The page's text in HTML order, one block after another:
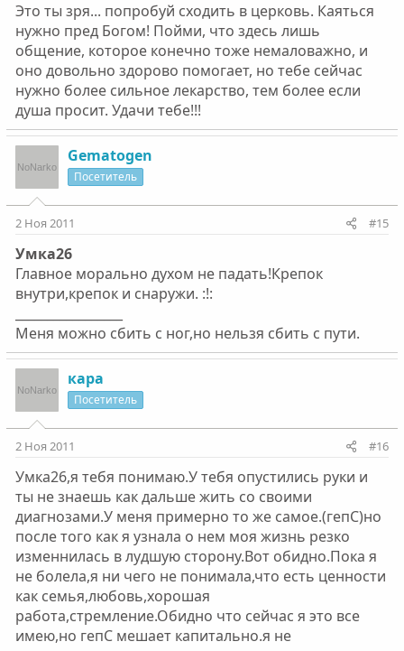
Это ты зря... попробуй сходить в церковь. Каяться
нужно пред Богом! Пойми, что здесь лишь
общение, которое конечно тоже немаловажно, и
оно довольно здорово помогает, но тебе сейчас
нужно более сильное лекарство, тем более если
душа просит. Удачи тебе!!!
Gematogen
Посетитель
2 Ноя 2011 #15
Умка26
Главное морально духом не падать!Крепок
внутри,крепок и снаружи. :!:
Меня можно сбить с ног,но нельзя сбить с пути.
кара
Посетитель
2 Ноя 2011 #16
Умка26,я тебя понимаю.У тебя опустились руки и
ты не знаешь как дальше жить со своими
диагнозами.У меня примерно то же самое.(гепС)но
после того как я узнала о нем моя жизнь резко
изменнилась в лудшую сторону.Вот обидно.Пока я
не болела,я ни чего не понимала,что есть ценности
как семья,любовь,хорошая
работа,стремление.Обидно что сейчас я это все
имею,но гепС мешает капитально.я не